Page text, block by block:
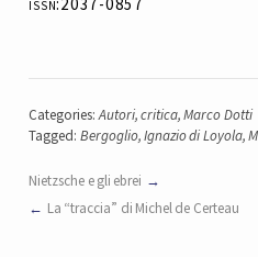
Categories:Autori,critica,Marco Dotti
Tagged: Bergoglio,Ignazio di Loyola,
Nietzsche e gli ebrei
La “traccia” di Michel de Certeau